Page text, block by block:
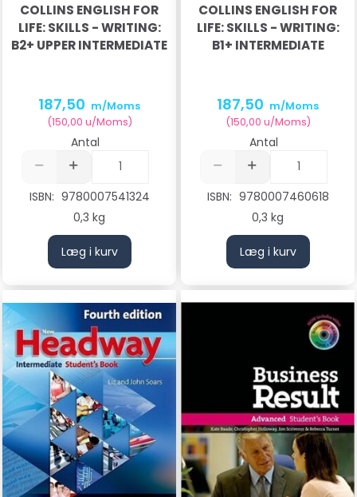
COLLINS ENGLISH FOR
LIFE: SKILLS - WRITING:
B2+ UPPER INTERMEDIATE
187,50 m/Moms
(150,00 u/Moms)
Antal
ISBN: 9780007541324
0,3 kg
Læg i kurv
COLLINS ENGLISH FOR
LIFE: SKILLS - WRITING:
B1+ INTERMEDIATE
187,50 m/Moms
(150,00 u/Moms)
Antal
ISBN: 9780007460618
0,3 kg
Læg i kurv